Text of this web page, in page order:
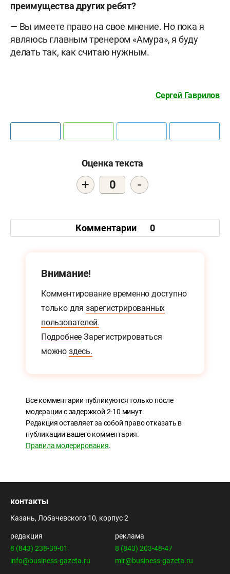
преимущества других ребят?
— Вы имеете право на свое мнение. Но пока я
являюсь главным тренером «Амура», я буду
делать так, как считаю нужным.
Сергей Гаврилов
Оценка текста
+ 0 -
Комментарии 0
Внимание!
Комментирование временно доступно
только для зарегистрированных
пользователей.
Подробнее Зарегистрироваться
можно здесь.
Все комментарии публикуются только после
модерации с задержкой 2-10 минут.
Редакция оставляет за собой право отказать в
публикации вашего комментария.
Правила модерирования.
контакты
Казань, Лобачевского 10, корпус 2
редакция
8 (843) 238-39-01
info@business-gazeta.ru
реклама
8 (843) 203-48-47
mir@business-gazeta.ru